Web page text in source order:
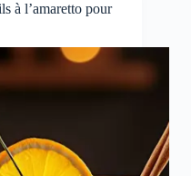
à l’amaretto pour